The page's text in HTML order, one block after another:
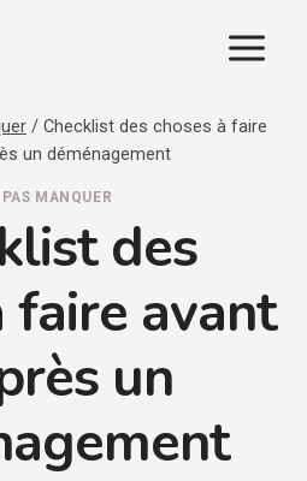
/ Checklist des choses à faire
un déménagement
MANQUER
des
faire avant
un